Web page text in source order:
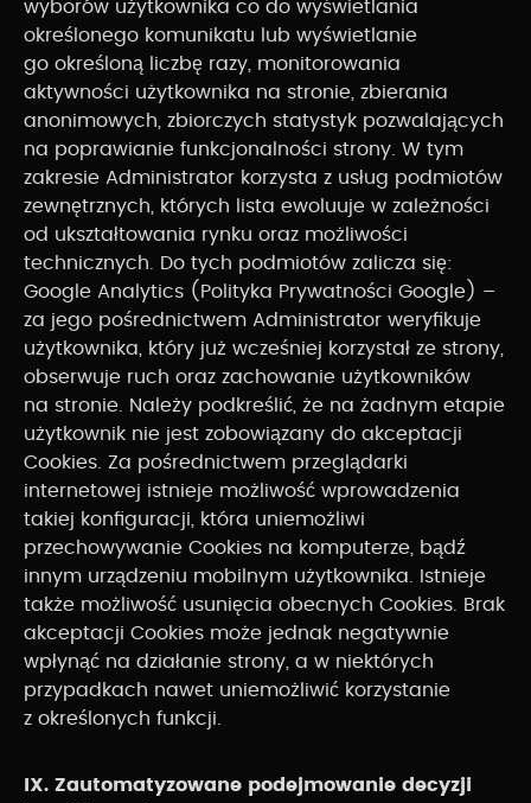
wyborów użytkownika co do wyświetlania
określonego komunikatu lub wyświetlanie
go określoną liczbę razy, monitorowania
aktywności użytkownika na stronie, zbierania
anonimowych, zbiorczych statystyk pozwalających
na poprawianie funkcjonalności strony. W tym
zakresie Administrator korzysta z usług podmiotów
zewnętrznych, których lista ewoluuje w zależności
od ukształtowania rynku oraz możliwości
technicznych. Do tych podmiotów zalicza się:
Google Analytics (Polityka Prywatności Google) –
za jego pośrednictwem Administrator weryfikuje
użytkownika, który już wcześniej korzystał ze strony,
obserwuje ruch oraz zachowanie użytkowników
na stronie. Należy podkreślić, że na żadnym etapie
użytkownik nie jest zobowiązany do akceptacji
Cookies. Za pośrednictwem przeglądarki
internetowej istnieje możliwość wprowadzenia
takiej konfiguracji, która uniemożliwi
przechowywanie Cookies na komputerze, bądź
innym urządzeniu mobilnym użytkownika. Istnieje
także możliwość usunięcia obecnych Cookies. Brak
akceptacji Cookies może jednak negatywnie
wpłynąć na działanie strony, a w niektórych
przypadkach nawet uniemożliwić korzystanie
z określonych funkcji.
IX. Zautomatyzowane podejmowanie decyzji